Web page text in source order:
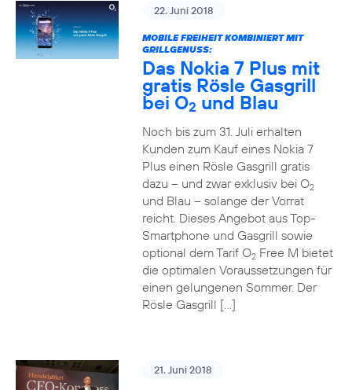
22. Juni 2018
MOBILE FREIHEIT KOMBINIERT MIT
GRILLGENUSS:
Das Nokia 7 Plus mit
gratis Rösle Gasgrill
bei O2 und Blau
Noch bis zum 31. Juli erhalten
Kunden zum Kauf eines Nokia 7
Plus einen Rösle Gasgrill gratis
dazu – und zwar exklusiv bei O2
und Blau – solange der Vorrat
reicht. Dieses Angebot aus Top-
Smartphone und Gasgrill sowie
optional dem Tarif O2Free M bietet
die optimalen Voraussetzungen für
einen gelungenen Sommer. Der
Rösle Gasgrill […]
21. Juni 2018